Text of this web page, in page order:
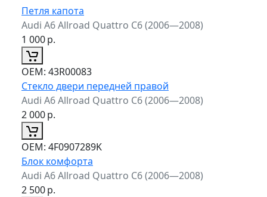
Петля капота
Audi A6 Allroad Quattro C6 (2006—2008)
1 000р.
ОЕМ: 43R00083
Стекло двери передней правой
Audi A6 Allroad Quattro C6 (2006—2008)
2 000р.
ОЕМ: 4F0907289K
Блок комфорта
Audi A6 Allroad Quattro C6 (2006—2008)
2 500р.